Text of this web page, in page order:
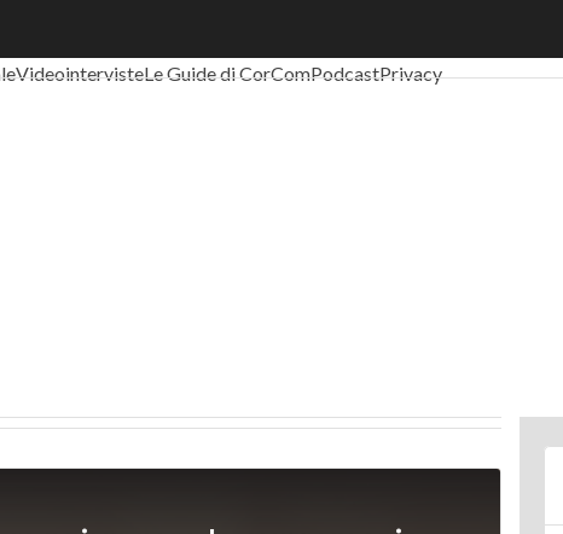
VideointervisteLe Guide di CorComPodcastPrivacy